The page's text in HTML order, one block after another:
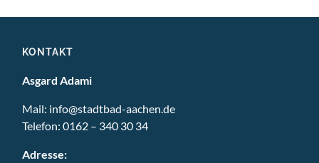
KONTAKT
Asgard Adami
Mail: info@stadtbad-aachen.de
Telefon:0162 – 340 30 34
Adresse: